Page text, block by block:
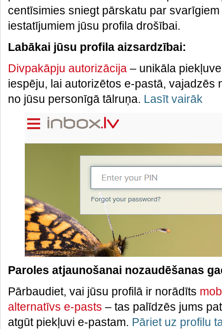
centīsimies sniegt pārskatu par
iestatījumiem jūsu profila drošībai.
Labākai jūsu profila aizsardzībai:
Divpakāpju autorizācija – unikāla
iespēju, lai autorizētos e-pastā, vajadzēs
no jūsu personīgā tālruņa. Lasīt vairāk
Paroles atjaunošanai nozaudēšanas
Pārbaudiet, vai jūsu profilā ir norādīts
alternatīvs e-pasts – tas palīdzēs jums
atgūt piekļuvi e-pastam. Pāriet uz profilu